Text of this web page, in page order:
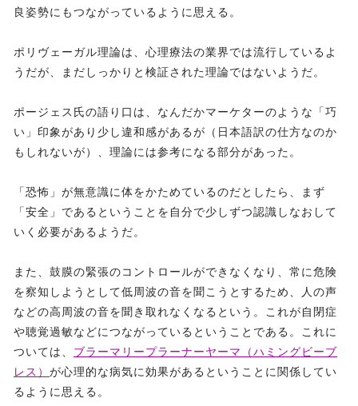
良姿勢にもつながっているように思える。
ポリヴェーガル理論は、心理療法の業界では流行しているよ
うだが、まだしっかりと検証された理論ではないようだ。
ポージェス氏の語り口は、なんだかマーケターのような「巧
い」印象があり少し違和感があるが（日本語訳の仕方なのか
もしれないが）、理論には参考になる部分があった。
「恐怖」が無意識に体をかためているのだとしたら、まず
「安全」であるということを自分で少しずつ認識しなおして
いく必要があるようだ。
また、鼓膜の緊張のコントロールができなくなり、常に危険
を察知しようとして低周波の音を聞こうとするため、人の声
などの高周波の音を聞き取れなくなるという。これが自閉症
や聴覚過敏などにつながっているということである。これに
ついては、 ブラーマリープラーナーヤーマ（ハミングビーブ
レス） が心理的な病気に効果があるということに関係してい
るように思える。